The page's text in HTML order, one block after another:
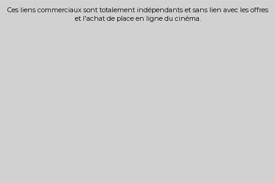
Ces liens commerciaux sont totalement indépendants et sans lien avec les offres
et l'achat de place en ligne du cinéma.